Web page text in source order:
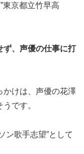
東京都立竹早高
ず、声優の仕事に打
かけは、声優の花澤
です。
ン歌手志望”として